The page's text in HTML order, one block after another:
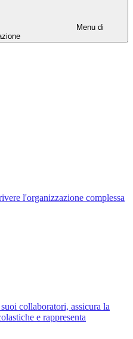
Menu di
l'organizzazione complessa
collaboratori, assicura la
e rappresenta